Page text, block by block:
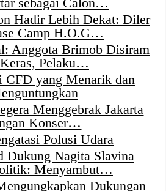
Hadir Lebih Dekat: Diler
Camp H.O.G…
Anggota Brimob Disiram
Pelaku…
CFD yang Menarik dan
Menggebrak Jakarta
Konser…
Polusi Udara
Dukung Nagita Slavina
Menyambut…
Dukungan